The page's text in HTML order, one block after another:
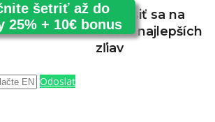
šetriť až do
25% + 10€ bonus
Prihlásiť sa na
odber najlepších
zľiav
Odoslať